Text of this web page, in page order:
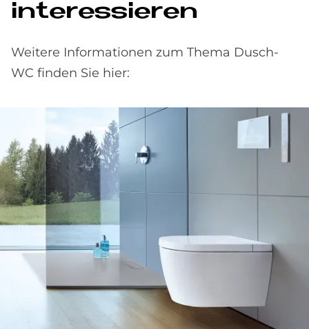
in­ter­es­sie­ren
Weitere Informationen zum Thema Dusch-
WC finden Sie hier: